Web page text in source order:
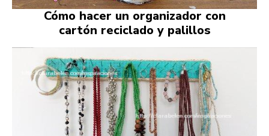
Cómo hacer un organizador con
cartón reciclado y palillos